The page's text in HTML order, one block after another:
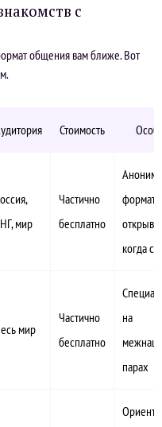
с
общения вам ближе. Вот
Стоимость
мир
Частично
бесплатно
формат:
когда
мир
Частично
бесплатно
на
парах